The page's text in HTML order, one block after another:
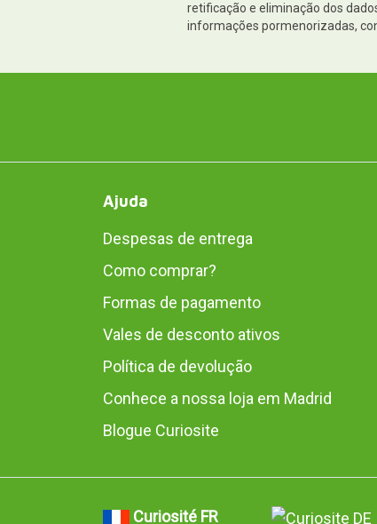
retificação e eliminação dos
informações pormenorizadas,
Ajuda
Despesas de entrega
Como comprar?
Formas de pagamento
Vales de desconto ativos
Política de devolução
Conhece a nossa loja em Madrid
Blogue Curiosite
Curiosité FR